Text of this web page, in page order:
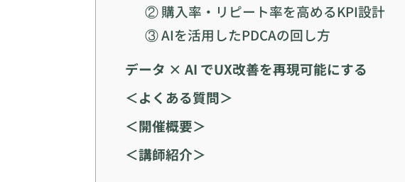
② 購入率・リピート率を高めるKPI設計
③ AIを活用したPDCAの回し方
データ × AI でUX改善を再現可能にする
＜よくある質問＞
＜開催概要＞
＜講師紹介＞